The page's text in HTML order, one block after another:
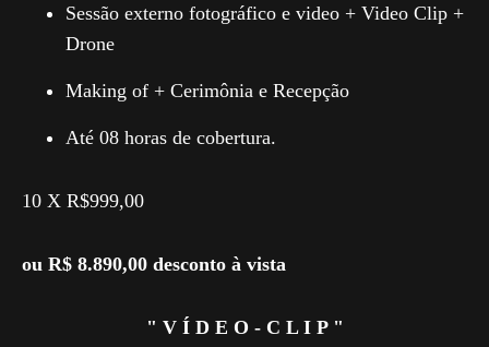
Sessão externo fotográfico e video + Video Clip +
Drone
Making of + Cerimônia e Recepção
Até 08 horas de cobertura.
10 X R$999,00
ou R$ 8.890,00 desconto à vista
" V Í D E O - C L I P "